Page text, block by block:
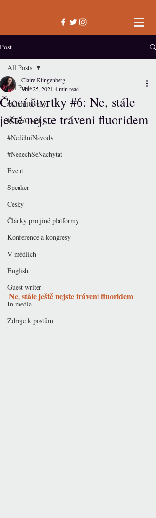
Post
All Posts
#ÚterníÚvahy
#ČtecíČtvrtky
#NedělníNávody
#NenechSeNachytat
Event
Speaker
Česky
Články pro jiné platformy
Konference a kongresy
V médiích
English
Guest writer
In media
Zdroje k postům
All Posts
Čtecí čtvrtky #6: Ne, stále
ještě nejste tráveni fluoridem
Claire Klingenberg
Mar 25, 2021 4 min read
Ne, stále ještě nejste tráveni fluoridem